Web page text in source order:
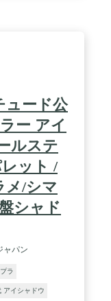
使用しないで
ださい。目
してくださ
にご相談くだ
めてくださ
直射日光のあ
○乳幼児の手
○非常にデリ
にはご注意く
ュード公
ー アイ
ルステ
ット /
メ/シマ
シャド
ャパン
ラ
アイシャドウ